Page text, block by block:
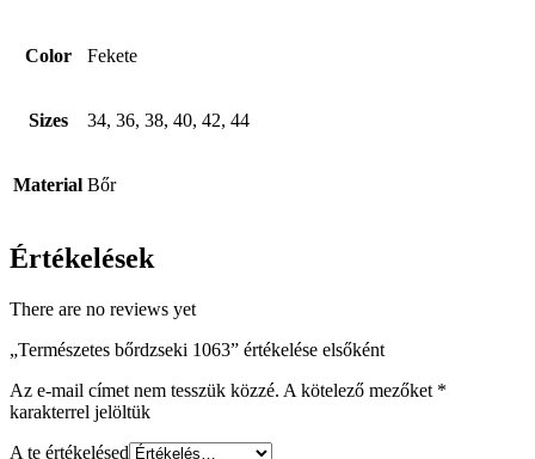
Color Fekete
Sizes 34, 36, 38, 40, 42, 44
Material Bőr
Értékelések
There are no reviews yet
„Természetes bőrdzseki 1063” értékelése elsőként
Az e-mail címet nem tesszük közzé. A kötelező mezőket *
karakterrel jelöltük
A te értékelésed